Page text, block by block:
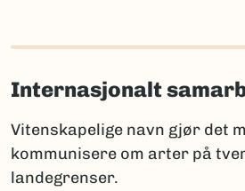
Internasjonalt
Vitenskapelige navn gjør det
kommunisere om arter på
landegrenser.